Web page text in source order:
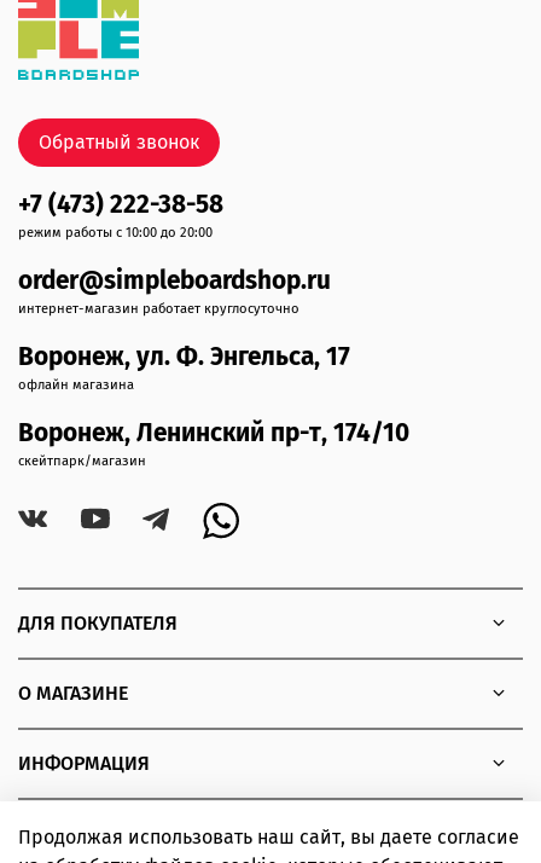
ДЛЯ ПОКУПАТЕЛЯ
О МАГАЗИНЕ
ИНФОРМАЦИЯ
+7 (473) 222-38-58
режим работы с 10:00 до 20:00
order@simpleboardshop.ru
интернет-магазин работает круглосуточно
Воронеж, ул. Ф. Энгельса, 17
офлайн магазина
Воронеж, Ленинский пр-т, 174/10
скейтпарк/магазин
Обратный звонок
Продолжая использовать наш сайт, вы даете согласие